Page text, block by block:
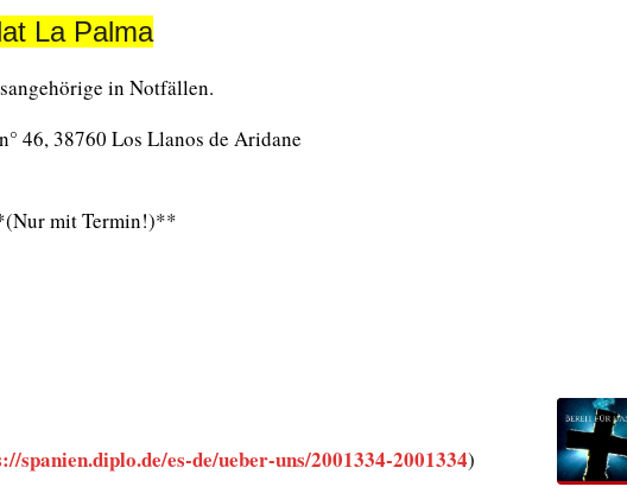
La Palma
in Notfällen.
46, 38760 Los Llanos de Aridane
mit Termin!)**
spanien.diplo.de/es-de/ueber-uns/2001334-2001334)